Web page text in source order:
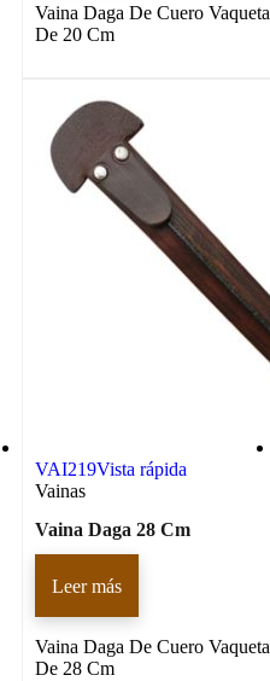
Vaina Daga De Cuero Vaqueta
De 20 Cm
VAI219Vista rápida
Vainas
Vaina Daga 28 Cm
Leer más
Vaina Daga De Cuero Vaqueta
De 28 Cm